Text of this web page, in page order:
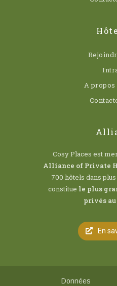
A propos
Cosy Places est
Alliance of Private
700 hôtels dans
constitue le plus
privés
En
Données